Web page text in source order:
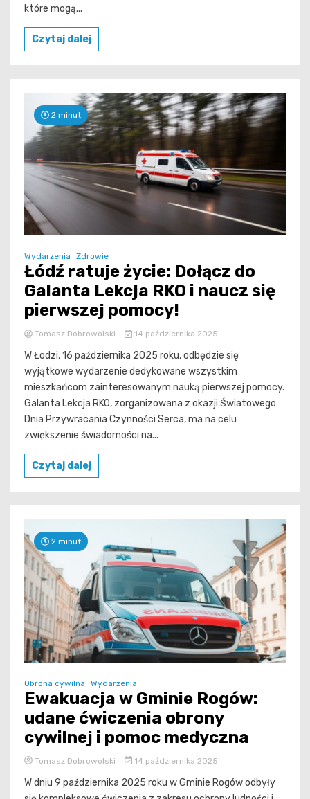
które mogą...
Czytaj dalej
2 minut
Wydarzenia Zdrowie
Łódź ratuje życie: Dołącz do
Galanta Lekcja RKO i naucz się
pierwszej pomocy!
Tomasz Dobrowolski 14 października 2025
W Łodzi, 16 października 2025 roku, odbędzie się
wyjątkowe wydarzenie dedykowane wszystkim
mieszkańcom zainteresowanym nauką pierwszej pomocy.
Galanta Lekcja RKO, zorganizowana z okazji Światowego
Dnia Przywracania Czynności Serca, ma na celu
zwiększenie świadomości na...
Czytaj dalej
2 minut
Obrona cywilna Wydarzenia
Ewakuacja w Gminie Rogów:
udane ćwiczenia obrony
cywilnej i pomoc medyczna
Tomasz Dobrowolski 14 października 2025
W dniu 9 października 2025 roku w Gminie Rogów odbyły